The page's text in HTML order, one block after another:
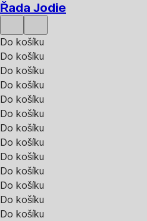
Řada Jodie
Do košíku
Do košíku
Do košíku
Do košíku
Do košíku
Do košíku
Do košíku
Do košíku
Do košíku
Do košíku
Do košíku
Do košíku
Do košíku